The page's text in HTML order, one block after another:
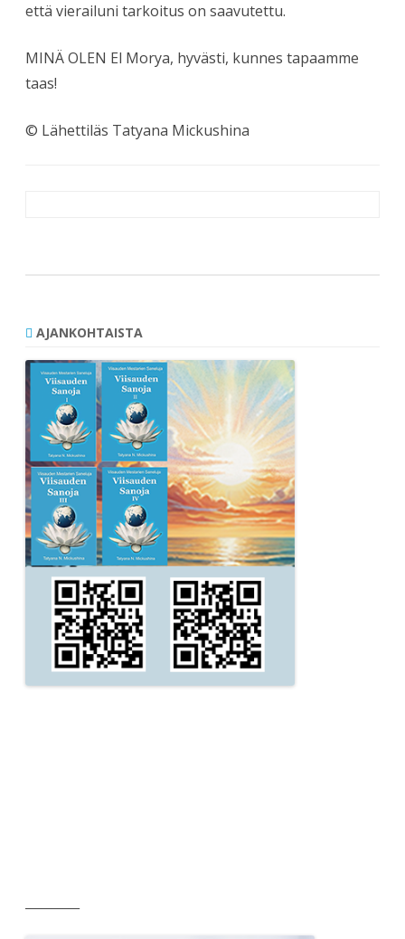
että vierailuni tarkoitus on saavutettu.
MINÄ OLEN El Morya, hyvästi, kunnes tapaamme
taas!
© Lähettiläs Tatyana Mickushina
AJANKOHTAISTA